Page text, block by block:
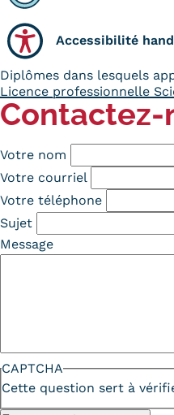
Accessibilité
Diplômes dans lesquels
Licence professionnelle
Contactez-
Votre nom
Votre courriel
Votre téléphone
Sujet
Message
CAPTCHA
Cette question sert à